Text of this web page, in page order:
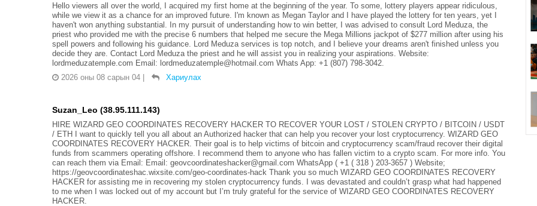
Hello viewers all over the world, I acquired my first home at the beginning of the year. To some, lottery players appear ridiculous,
while we view it as a chance for an improved future. I'm known as Megan Taylor and I have played the lottery for ten years, yet I
haven't won anything substantial. In my pursuit of understanding how to win better, I was advised to consult Lord Meduza, the
priest who provided me with the precise 6 numbers that helped me secure the Mega Millions jackpot of $277 million after using his
spell powers and following his guidance. Lord Meduza services is top notch, and I believe your dreams aren't finished unless you
decide they are. Contact Lord Meduza the priest and he will assist you in realizing your aspirations. Website:
lordmeduzatemple.com Email: lordmeduzatemple@hotmail.com Whats App: +1 (807) 798-3042.
2026 оны 08 сарын 04
Хариулах
Suzan_Leo (38.95.111.143)
HIRE WIZARD GEO COORDINATES RECOVERY HACKER TO RECOVER YOUR LOST / STOLEN CRYPTO / BITCOIN / USDT
/ ETH I want to quickly tell you all about an Authorized hacker that can help you recover your lost cryptocurrency. WIZARD GEO
COORDINATES RECOVERY HACKER. Their goal is to help victims of bitcoin and cryptocurrency scam/fraud recover their digital
funds from scammers operating offshore. I recommend them to anyone who has fallen victim to a crypto scam. For more info. You
can reach them via Email: Email: geovcoordinateshacker@gmail.com WhatsApp ( +1 ( 318 ) 203-3657 ) Website;
https://geovcoordinateshac.wixsite.com/geo-coordinates-hack Thank you so much WIZARD GEO COORDINATES RECOVERY
HACKER for assisting me in recovering my stolen cryptocurrency funds. I was devastated and couldn’t grasp what had happened
to me when I was locked out of my account but I’m truly grateful for the service of WIZARD GEO COORDINATES RECOVERY
HACKER.